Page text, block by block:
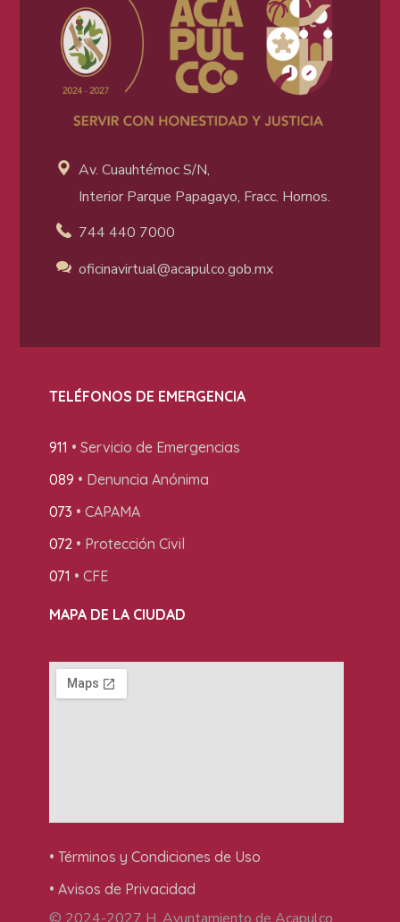
Av. Cuauhtémoc S/N,
Interior Parque Papagayo, Fracc. Hornos.
744 440 7000
oficinavirtual@acapulco.gob.mx
TELÉFONOS DE EMERGENCIA
911 • Servicio de Emergencias
089 • Denuncia Anónima
073 • CAPAMA
072 • Protección Civil
071 • CFE
MAPA DE LA CIUDAD
• Términos y Condiciones de Uso
• Avisos de Privacidad